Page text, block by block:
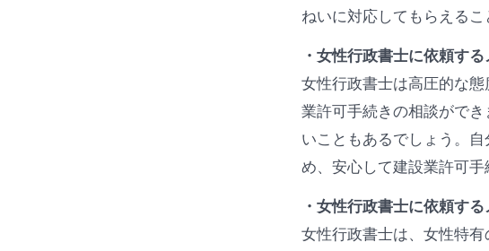
ねいに対応してもらえる
・女性行政書士に依頼す
女性行政書士は高圧的な
業許可手続きの相談がで
いこともあるでしょう。
め、安心して建設業許可手
・女性行政書士に依頼す
女性行政書士は、女性特